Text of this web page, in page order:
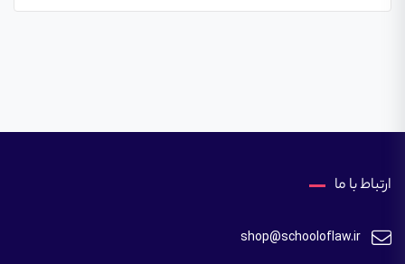
ارتباط با ما
shop@schooloflaw.ir